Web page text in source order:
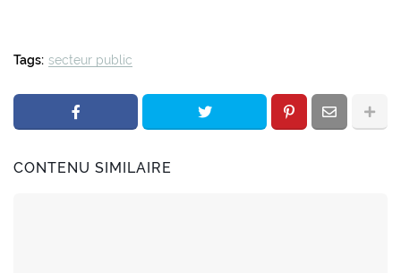
Tags: secteur public
CONTENU SIMILAIRE